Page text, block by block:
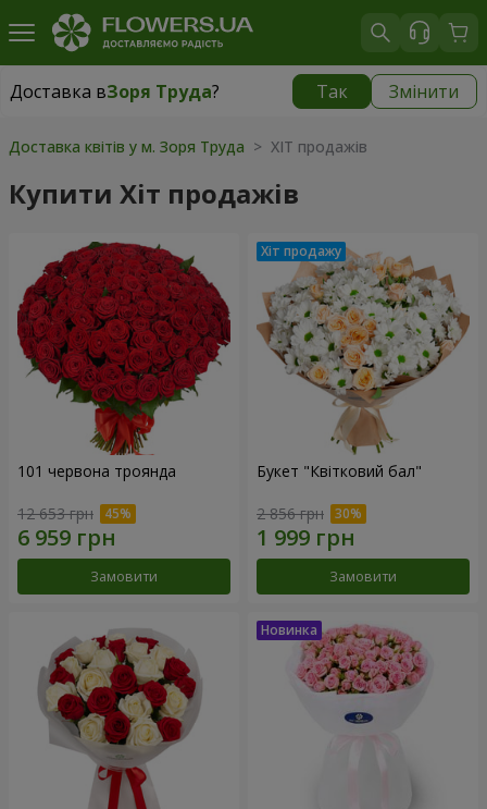
Доставка вЗоря Труда? Так Змінити
Доставка вЗоря Труда| безкоштовно
Доставка квітів у м. Зоря Труда > ХІТ продажів
Купити Хіт продажів
101 червона троянда
12 653 грн
Замовити
Букет "Квітковий бал"
2 856 грн
Замовити